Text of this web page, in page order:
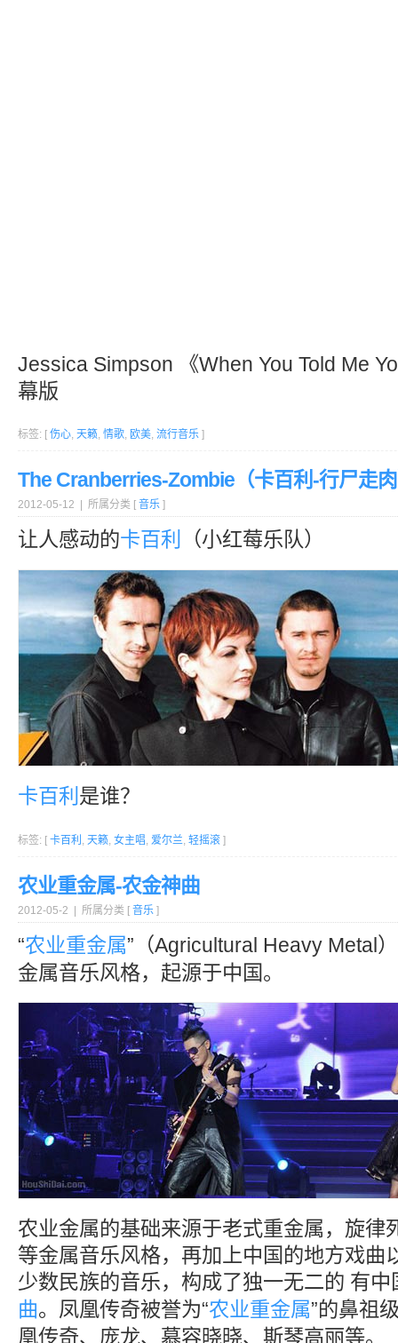
Jessica Simpson 《When You Told Me
幕版
标签: [ 伤心, 天籁, 情歌, 欧美, 流行音乐 ]
The Cranberries-Zombie（卡百利-行尸走
2012-05-12 | 所属分类 [ 音乐 ]
让人感动的卡百利 （小红莓乐队）
卡百利 是谁？
标签: [ 卡百利 , 天籁, 女主唱, 爱尔兰, 轻摇滚 ]
农业重金属-农金神曲
2012-05-2 | 所属分类 [ 音乐 ]
“农业重金属”（Agricultural Heavy Metal
金属音乐风格，起源于中国。
农业金属的基础来源于老式重金属，旋律
等金属音乐风格，再加上中国的地方戏曲
少数民族的音乐，构成了独一无二的 有中
曲。凤凰传奇被誉为“农业重金属”的鼻祖
凰传奇、庞龙、慕容晓晓、斯琴高丽等。